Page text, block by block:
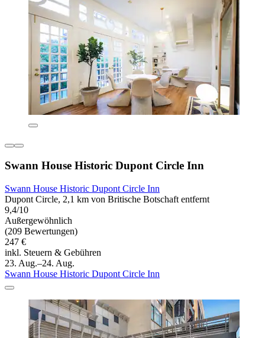
Swann House Historic Dupont Circle Inn
Swann House Historic Dupont Circle Inn
Dupont Circle, 2,1 km von Britische Botschaft entfernt
9,4/10
Außergewöhnlich
(209 Bewertungen)
247 €
inkl. Steuern & Gebühren
23. Aug.–24. Aug.
Swann House Historic Dupont Circle Inn